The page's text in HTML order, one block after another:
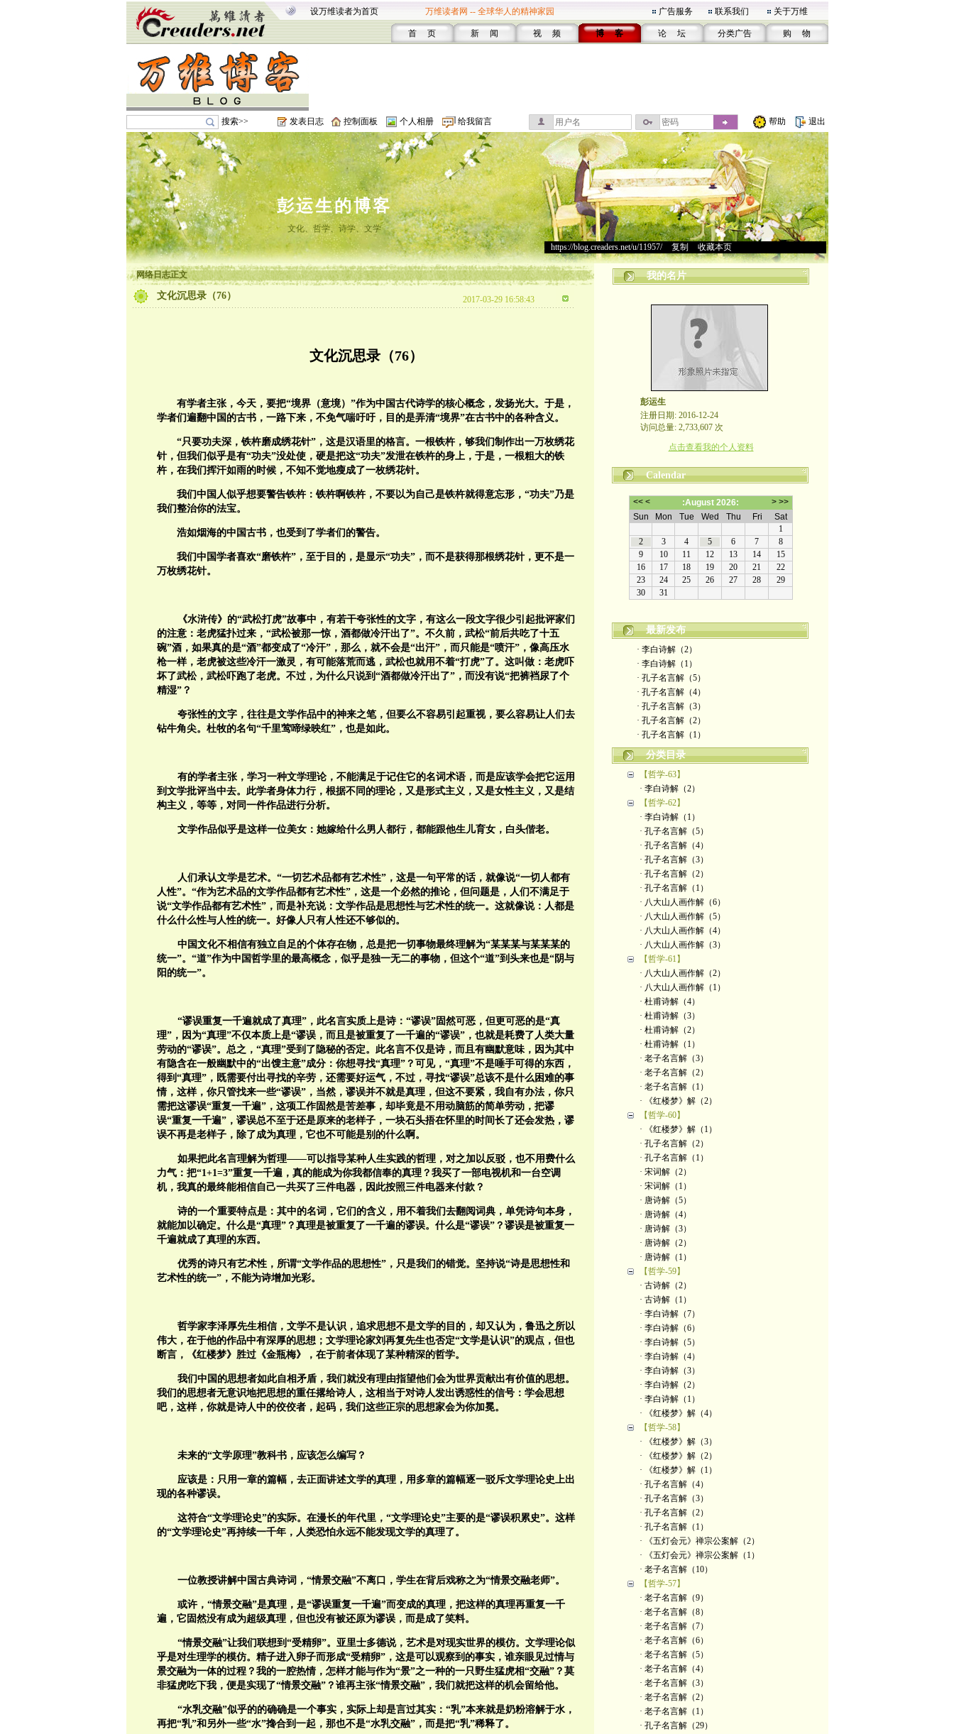
设万维读者为首页 万维读者网 -- 全球华人的精神家园 广告服务 联系我们 关于万维
首 页 新 闻 视 频 博 客 论 坛 分类广告 购 物
搜索>> 发表日志 控制面板 个人相册 给我留言 帮助 退出
彭运生的博客
文化、哲学、诗学、文学
https://blog.creaders.net/u/11957/> 复制 收藏本页
网络日志正文
文化沉思录（76） 2017-03-29 16:58:43
文化沉思录（76）
有学者主张，今天，要把“境界（意境）”作为中国古代诗学的核心概念，发扬光大。于是，
学者们遍翻中国的古书，一路下来，不免气喘吁吁，目的是弄清“境界”在古书中的各种含义。
“只要功夫深，铁杵磨成绣花针”，这是汉语里的格言。一根铁杵，够我们制作出一万枚绣花
针，但我们似乎是有“功夫”没处使，硬是把这“功夫”发泄在铁杵的身上，于是，一根粗大的铁
杵，在我们挥汗如雨的时候，不知不觉地瘦成了一枚绣花针。
我们中国人似乎想要警告铁杵：铁杵啊铁杵，不要以为自己是铁杵就得意忘形，“功夫”乃是
我们整治你的法宝。
浩如烟海的中国古书，也受到了学者们的警告。
我们中国学者喜欢“磨铁杵”，至于目的，是显示“功夫”，而不是获得那根绣花针，更不是一
万枚绣花针。
《水浒传》的“武松打虎”故事中，有若干夸张性的文字，有这么一段文字很少引起批评家们
的注意：老虎猛扑过来，“武松被那一惊，酒都做冷汗出了”。不久前，武松“前后共吃了十五
碗”酒，如果真的是“酒”都变成了“冷汗”，那么，就不会是“出汗”，而只能是“喷汗”，像高压水
枪一样，老虎被这些冷汗一激灵，有可能落荒而逃，武松也就用不着“打虎”了。这叫做：老虎吓
坏了武松，武松吓跑了老虎。不过，为什么只说到“酒都做冷汗出了”，而没有说“把裤裆尿了个
精湿”？
夸张性的文字，往往是文学作品中的神来之笔，但要么不容易引起重视，要么容易让人们去
钻牛角尖。杜牧的名句“千里莺啼绿映红”，也是如此。
有的学者主张，学习一种文学理论，不能满足于记住它的名词术语，而是应该学会把它运用
到文学批评当中去。此学者身体力行，根据不同的理论，又是形式主义，又是女性主义，又是结
构主义，等等，对同一件作品进行分析。
文学作品似乎是这样一位美女：她嫁给什么男人都行，都能跟他生儿育女，白头偕老。
人们承认文学是艺术。“一切艺术品都有艺术性”，这是一句平常的话，就像说“一切人都有
人性”。“作为艺术品的文学作品都有艺术性”，这是一个必然的推论，但问题是，人们不满足于
说“文学作品都有艺术性”，而是补充说：文学作品是思想性与艺术性的统一。这就像说：人都是
什么什么性与人性的统一。好像人只有人性还不够似的。
中国文化不相信有独立自足的个体存在物，总是把一切事物最终理解为“某某某与某某某的
统一”。“道”作为中国哲学里的最高概念，似乎是独一无二的事物，但这个“道”到头来也是“阴与
阳的统一”。
“谬误重复一千遍就成了真理”，此名言实质上是诗：“谬误”固然可恶，但更可恶的是“真
理”，因为“真理”不仅本质上是“谬误，而且是被重复了一千遍的“谬误”，也就是耗费了人类大量
劳动的“谬误”。总之，“真理”受到了隐秘的否定。此名言不仅是诗，而且有幽默意味，因为其中
有隐含在一般幽默中的“出馊主意”成分：你想寻找“真理”？可见，“真理”不是唾手可得的东西，
得到“真理”，既需要付出寻找的辛劳，还需要好运气，不过，寻找“谬误”总该不是什么困难的事
情，这样，你只管找来一些“谬误”，当然，谬误并不就是真理，但这不要紧，我自有办法，你只
需把这谬误“重复一千遍”，这项工作固然是苦差事，却毕竟是不用动脑筋的简单劳动，把谬
误“重复一千遍”，谬误总不至于还是原来的老样子，一块石头捂在怀里的时间长了还会发热，谬
误不再是老样子，除了成为真理，它也不可能是别的什么啊。
如果把此名言理解为哲理——可以指导某种人生实践的哲理，对之加以反驳，也不用费什么
力气：把“1+1=3”重复一千遍，真的能成为你我都信奉的真理？我买了一部电视机和一台空调
机，我真的最终能相信自己一共买了三件电器，因此按照三件电器来付款？
诗的一个重要特点是：其中的名词，它们的含义，用不着我们去翻阅词典，单凭诗句本身，
就能加以确定。什么是“真理”？真理是被重复了一千遍的谬误。什么是“谬误”？谬误是被重复一
千遍就成了真理的东西。
优秀的诗只有艺术性，所谓“文学作品的思想性”，只是我们的错觉。坚持说“诗是思想性和
艺术性的统一”，不能为诗增加光彩。
哲学家李泽厚先生相信，文学不是认识，追求思想不是文学的目的，却又认为，鲁迅之所以
伟大，在于他的作品中有深厚的思想；文学理论家刘再复先生也否定“文学是认识”的观点，但也
断言，《红楼梦》胜过《金瓶梅》，在于前者体现了某种精深的哲学。
我们中国的思想者如此自相矛盾，我们就没有理由指望他们会为世界贡献出有价值的思想。
我们的思想者无意识地把思想的重任撂给诗人，这相当于对诗人发出诱惑性的信号：学会思想
吧，这样，你就是诗人中的佼佼者，起码，我们这些正宗的思想家会为你加冕。
未来的“文学原理”教科书，应该怎么编写？
应该是：只用一章的篇幅，去正面讲述文学的真理，用多章的篇幅逐一驳斥文学理论史上出
现的各种谬误。
这符合“文学理论史”的实际。在漫长的年代里，“文学理论史”主要的是“谬误积累史”。这样
的“文学理论史”再持续一千年，人类恐怕永远不能发现文学的真理了。
一位教授讲解中国古典诗词，“情景交融”不离口，学生在背后戏称之为“情景交融老师”。
或许，“情景交融”是真理，是“谬误重复一千遍”而变成的真理，把这样的真理再重复一千
遍，它固然没有成为超级真理，但也没有被还原为谬误，而是成了笑料。
“情景交融”让我们联想到“受精卵”。亚里士多德说，艺术是对现实世界的模仿。文学理论似
乎是对生理学的模仿。精子进入卵子而形成“受精卵”，这是可以观察到的事实，谁亲眼见过情与
景交融为一体的过程？我的一腔热情，怎样才能与作为“景”之一种的一只野生猛虎相“交融”？莫
非猛虎吃下我，便是实现了“情景交融”？谁再主张“情景交融”，我们就把这样的机会留给他。
“水乳交融”似乎的的确确是一个事实，实际上却是言过其实：“乳”本来就是奶粉溶解于水，
再把“乳”和另外一些“水”搀合到一起，那也不是“水乳交融”，而是把“乳”稀释了。
我的名片
彭运生
注册日期: 2016-12-24
访问总量: 2,733,607 次
点击查看我的个人资料
Calendar
最新发布
· 李白诗解（2）
· 李白诗解（1）
· 孔子名言解（5）
· 孔子名言解（4）
· 孔子名言解（3）
· 孔子名言解（2）
· 孔子名言解（1）
分类目录
【哲学-63】
· 李白诗解（2）
【哲学-62】
· 李白诗解（1）
· 孔子名言解（5）
· 孔子名言解（4）
· 孔子名言解（3）
· 孔子名言解（2）
· 孔子名言解（1）
· 八大山人画作解（6）
· 八大山人画作解（5）
· 八大山人画作解（4）
· 八大山人画作解（3）
【哲学-61】
· 八大山人画作解（2）
· 八大山人画作解（1）
· 杜甫诗解（4）
· 杜甫诗解（3）
· 杜甫诗解（2）
· 杜甫诗解（1）
· 老子名言解（3）
· 老子名言解（2）
· 老子名言解（1）
· 《红楼梦》解（2）
【哲学-60】
· 《红楼梦》解（1）
· 孔子名言解（2）
· 孔子名言解（1）
· 宋词解（2）
· 宋词解（1）
· 唐诗解（5）
· 唐诗解（4）
· 唐诗解（3）
· 唐诗解（2）
· 唐诗解（1）
【哲学-59】
· 古诗解（2）
· 古诗解（1）
· 李白诗解（7）
· 李白诗解（6）
· 李白诗解（5）
· 李白诗解（4）
· 李白诗解（3）
· 李白诗解（2）
· 李白诗解（1）
· 《红楼梦》解（4）
【哲学-58】
· 《红楼梦》解（3）
· 《红楼梦》解（2）
· 《红楼梦》解（1）
· 孔子名言解（4）
· 孔子名言解（3）
· 孔子名言解（2）
· 孔子名言解（1）
· 《五灯会元》禅宗公案解（2）
· 《五灯会元》禅宗公案解（1）
· 老子名言解（10）
【哲学-57】
· 老子名言解（9）
· 老子名言解（8）
· 老子名言解（7）
· 老子名言解（6）
· 老子名言解（5）
· 老子名言解（4）
· 老子名言解（3）
· 老子名言解（2）
· 老子名言解（1）
· 孔子名言解（29）